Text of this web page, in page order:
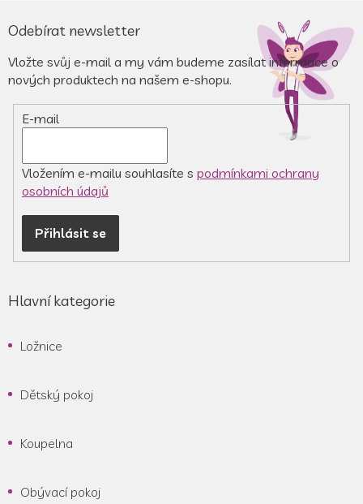
á
a
Odebírat newsletter
Vložte svůj e-mail a my vám budeme zasílat informace o
nových produktech na našem e-shopu.
E-mail
Vložením e-mailu souhlasíte s podmínkami ochrany
osobních údajů
Přihlásit se
Hlavní kategorie
Ložnice
Dětský pokoj
Koupelna
Obývací pokoj